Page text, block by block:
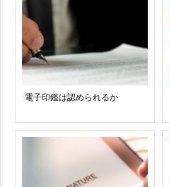
電子印鑑は認められるか